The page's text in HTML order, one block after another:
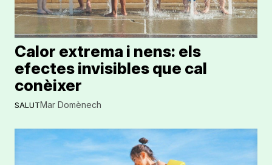
SALUT
Calor extrema i nens: els
efectes invisibles que cal
conèixer
Mar Domènech